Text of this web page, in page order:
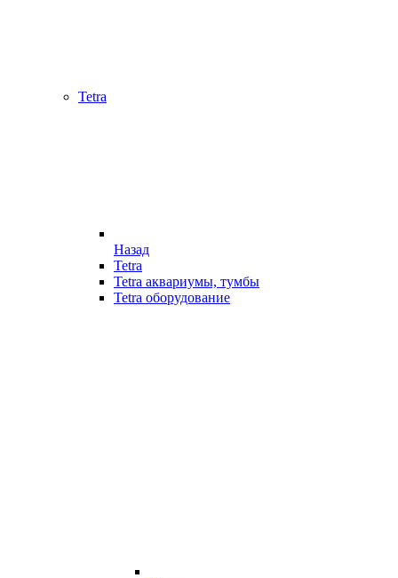
Tetra
Назад
Tetra
Tetra аквариумы, тумбы
Tetra оборудование